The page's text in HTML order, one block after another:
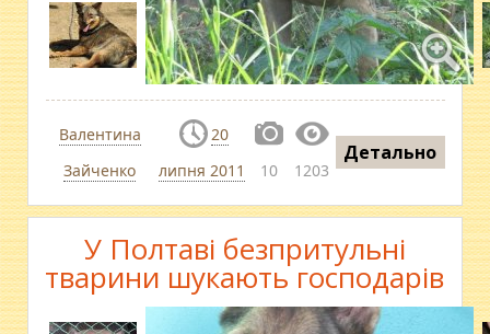
Валентина
Зайченко
20
липня 2011
10 1203
Детально
У Полтаві безпритульні
тварини шукають господарів